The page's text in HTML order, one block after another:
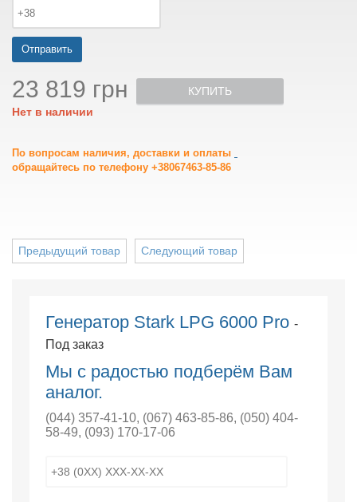
Отправить
23 819 грн
Нет в наличии
КУПИТЬ
По вопросам наличия, доставки и оплаты
обращайтесь по телефону +38067463-85-86
Следующий товар
Предыдущий товар
Генератор Stark LPG 6000 Pro -
Под заказ
Мы с радостью подберём Вам
аналог.
(044) 357-41-10, (067) 463-85-86, (050) 404-
58-49, (093) 170-17-06